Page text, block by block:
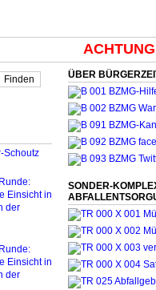
ACHTUNG!
Schoutz
Einsicht in
der
Einsicht in
der
ÜBER
SONDER-